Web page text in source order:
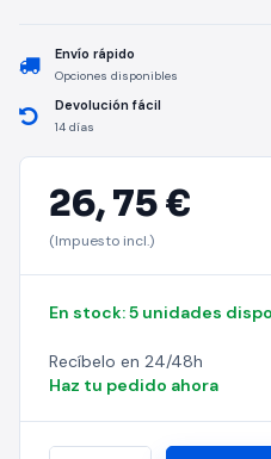
Envío rápido
Opciones disponibles
Devolución fácil
14 días
26,75 €
(Impuesto incl.)
En stock: 5 unidades
Recíbelo en 24/48h
Haz tu pedido ahora